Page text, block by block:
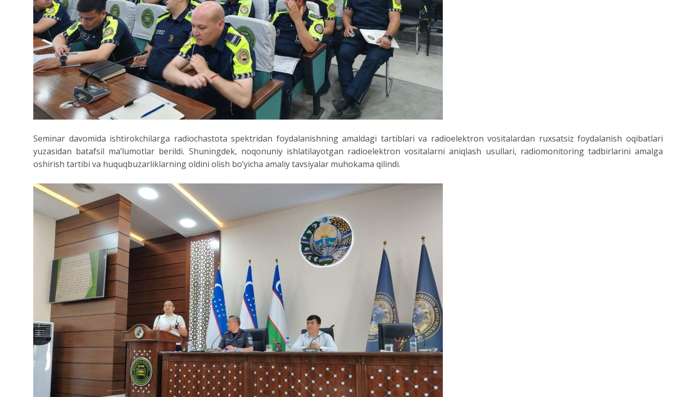
Seminar davomida ishtirokchilarga radiochastota spektridan foydalanishning amaldagi tartiblari va radioelektron vositalardan ruxsatsiz foydalanish oqibatlari
yuzasidan batafsil ma’lumotlar berildi. Shuningdek, noqonuniy ishlatilayotgan radioelektron vositalarni aniqlash usullari, radiomonitoring tadbirlarini amalga
oshirish tartibi va huquqbuzarliklarning oldini olish bo‘yicha amaliy tavsiyalar muhokama qilindi.